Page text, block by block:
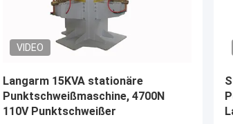
VIDEO
Mittelfrequente Pneumatische
Spotschweißer Kupferdraht
Spotschweißmaschine